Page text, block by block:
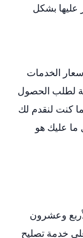
عليها بشكل
الخدمات
لطلب الحصول
كنت لنقدم لك
ما عليك هو
وعشرون
خدمة تصليح